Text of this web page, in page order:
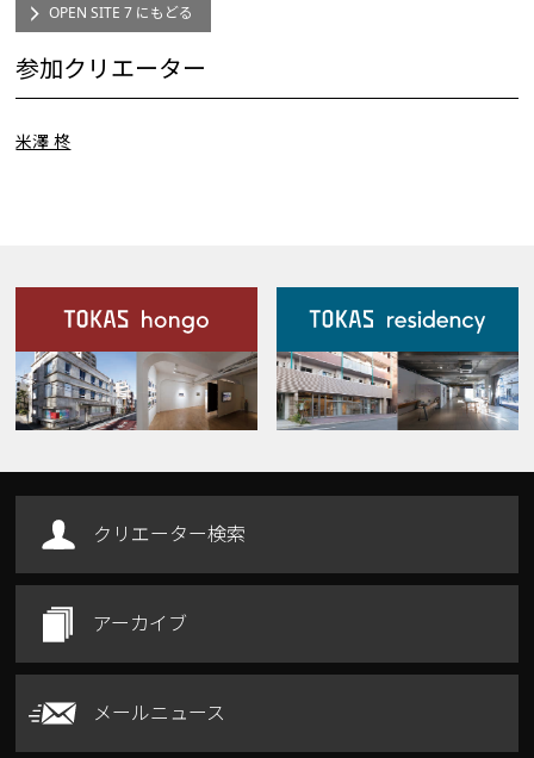
OPEN SITE 7 にもどる
参加クリエーター
米澤 柊
施設案内
Our Facilities
クリエーター検索
アーカイブ
メールニュース